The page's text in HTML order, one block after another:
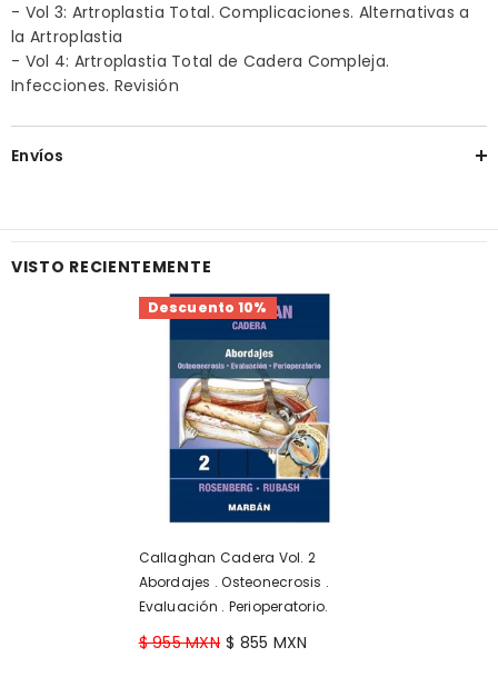
- Vol 3: Artroplastia Total. Complicaciones. Alternativas a
la Artroplastia
- Vol 4: Artroplastia Total de Cadera Compleja.
Infecciones. Revisión
Envíos
VISTO RECIENTEMENTE
Descuento 10%
Callaghan Cadera Vol. 2
Abordajes . Osteonecrosis .
Evaluación . Perioperatorio.
$ 955 MXN $ 855 MXN